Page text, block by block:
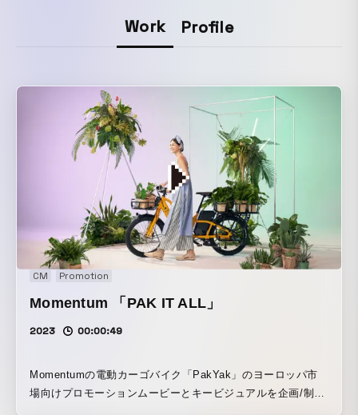
Work Profile
CM Promotion
Momentum 「PAK IT ALL」
2023 00:00:49
Momentumの電動カーゴバイク「PakYak」のヨーロッパ市
場向けプロモーションムービーとキービジュアルを企画/制作